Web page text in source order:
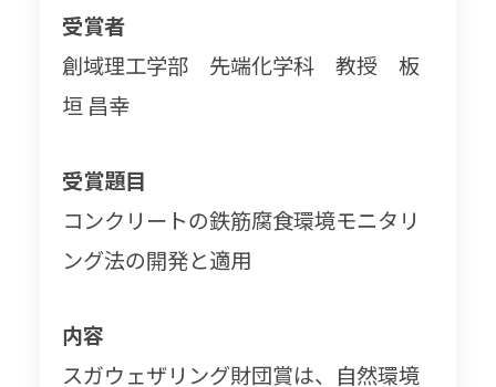
受賞者
創域理工学部 先端化学科 教授 板
垣 昌幸
受賞題目
コンクリートの鉄筋腐食環境モニタリ
ング法の開発と適用
内容
スガウェザリング財団賞は、自然環境